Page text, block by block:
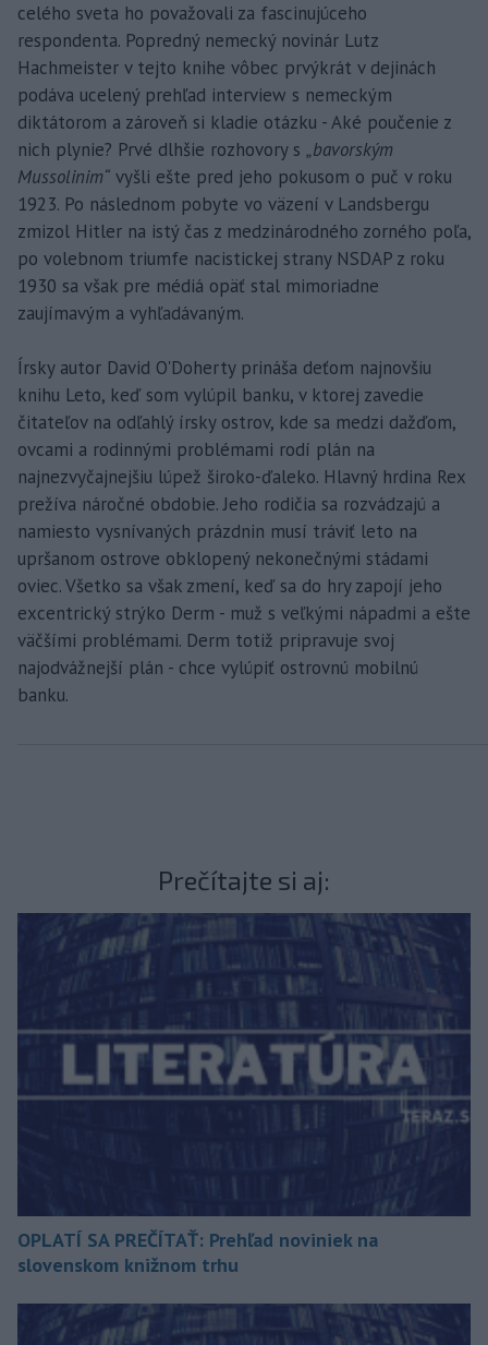
celého sveta ho považovali za fascinujúceho
respondenta. Popredný nemecký novinár Lutz
Hachmeister v tejto knihe vôbec prvýkrát v dejinách
podáva ucelený prehľad interview s nemeckým
diktátorom a zároveň si kladie otázku - Aké poučenie z
nich plynie? Prvé dlhšie rozhovory s „bavorským
Mussolinim“ vyšli ešte pred jeho pokusom o puč v roku
1923. Po následnom pobyte vo väzení v Landsbergu
zmizol Hitler na istý čas z medzinárodného zorného poľa,
po volebnom triumfe nacistickej strany NSDAP z roku
1930 sa však pre médiá opäť stal mimoriadne
zaujímavým a vyhľadávaným.
Írsky autor David O'Doherty prináša deťom najnovšiu
knihu Leto, keď som vylúpil banku, v ktorej zavedie
čitateľov na odľahlý írsky ostrov, kde sa medzi dažďom,
ovcami a rodinnými problémami rodí plán na
najnezvyčajnejšiu lúpež široko-ďaleko. Hlavný hrdina Rex
prežíva náročné obdobie. Jeho rodičia sa rozvádzajú a
namiesto vysnívaných prázdnin musí tráviť leto na
upršanom ostrove obklopený nekonečnými stádami
oviec. Všetko sa však zmení, keď sa do hry zapojí jeho
excentrický strýko Derm - muž s veľkými nápadmi a ešte
väčšími problémami. Derm totiž pripravuje svoj
najodvážnejší plán - chce vylúpiť ostrovnú mobilnú
banku.
Prečítajte si aj:
OPLATÍ SA PREČÍTAŤ: Prehľad noviniek na
slovenskom knižnom trhu